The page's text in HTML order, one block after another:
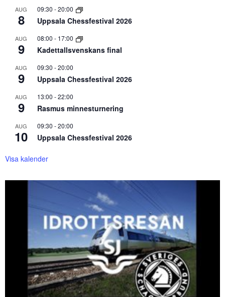
AUG
8
09:30 -20:00
Uppsala Chessfestival 2026
AUG
9
08:00 - 17:00
Kadettallsvenskans final
AUG
9
09:30 -20:00
Uppsala Chessfestival 2026
AUG
9
13:00 -22:00
Rasmus minnesturnering
AUG
10
09:30 -20:00
Uppsala Chessfestival 2026
Visa kalender